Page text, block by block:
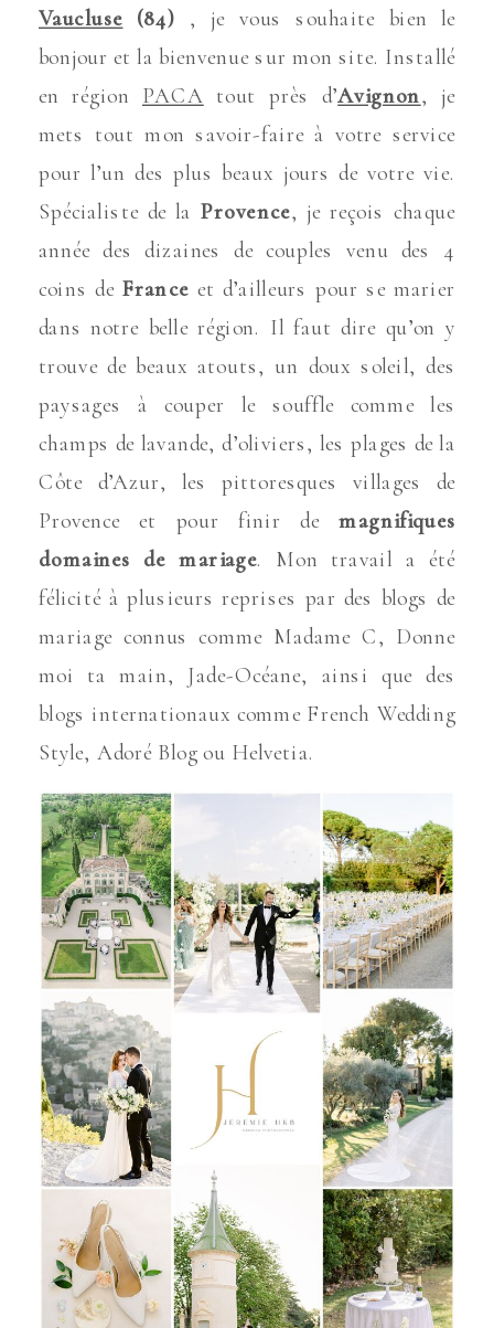
Vaucluse (84) , je vous souhaite bien le
bonjour et la bienvenue sur mon site. Installé
en région PACA tout près d’Avignon, je
mets tout mon savoir-faire à votre service
pour l’un des plus beaux jours de votre vie.
Spécialiste de la Provence, je reçois chaque
année des dizaines de couples venu des 4
coins de France et d’ailleurs pour se marier
dans notre belle région. Il faut dire qu’on y
trouve de beaux atouts, un doux soleil, des
paysages à couper le souffle comme les
champs de lavande, d’oliviers, les plages de la
Côte d’Azur, les pittoresques villages de
Provence et pour finir demagnifiques
domaines de mariage. Mon travail a été
félicité à plusieurs reprises par des blogs de
mariage connus comme Madame C, Donne
moi ta main, Jade-Océane, ainsi que des
blogs internationaux comme French Wedding
Style, Adoré Blog ou Helvetia.